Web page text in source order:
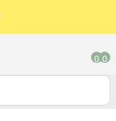
0 0